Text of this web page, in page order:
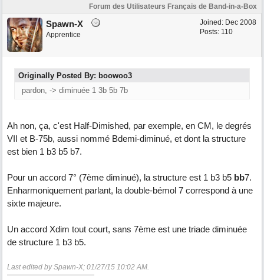
Forum des Utilisateurs Français de Band-in-a-Box
Joined: Dec 2008
Posts: 110
Spawn-X
Apprentice
Originally Posted By: boowoo3
pardon, -> diminuée 1 3b 5b 7b
Ah non, ça, c'est Half-Dimished, par exemple, en CM, le degrés
VII et B-75b, aussi nommé Bdemi-diminué, et dont la structure
est bien 1 b3 b5 b7.
Pour un accord 7° (7ème diminué), la structure est 1 b3 b5 bb7.
Enharmoniquement parlant, la double-bémol 7 correspond à une
sixte majeure.
Un accord Xdim tout court, sans 7ème est une triade diminuée
de structure 1 b3 b5.
Last edited by Spawn-X; 01/27/15 10:02 AM.